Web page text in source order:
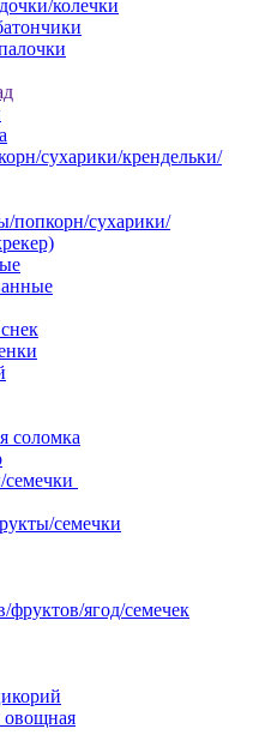
колечки
сухарики/крендельки/
попкорн/сухарики/
соломка
семечки
фруктов/ягод/семечек
овощная